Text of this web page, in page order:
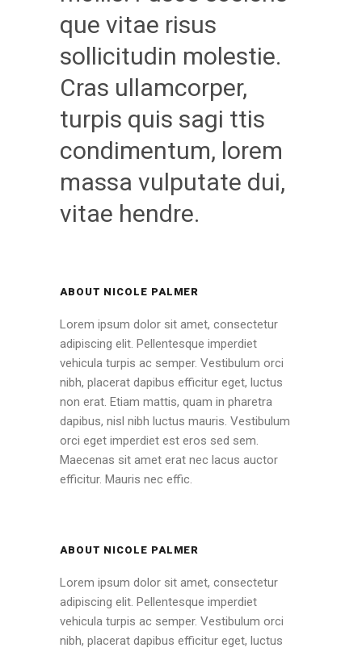
que vitae risus
sollicitudin molestie.
Cras ullamcorper,
turpis quis sagi ttis
condimentum, lorem
massa vulputate dui,
vitae hendre.
ABOUT NICOLE PALMER
Lorem ipsum dolor sit amet, consectetur
adipiscing elit. Pellentesque imperdiet
vehicula turpis ac semper. Vestibulum orci
nibh, placerat dapibus efficitur eget, luctus
non erat. Etiam mattis, quam in pharetra
dapibus, nisl nibh luctus mauris. Vestibulum
orci eget imperdiet est eros sed sem.
Maecenas sit amet erat nec lacus auctor
efficitur. Mauris nec effic.
ABOUT NICOLE PALMER
Lorem ipsum dolor sit amet, consectetur
adipiscing elit. Pellentesque imperdiet
vehicula turpis ac semper. Vestibulum orci
nibh, placerat dapibus efficitur eget, luctus